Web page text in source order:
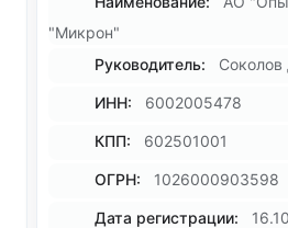
"Микрон"
Руководитель:
ИНН: 6002005478
КПП: 602501001
ОГРН: 1026000903598
Дата регистрации: